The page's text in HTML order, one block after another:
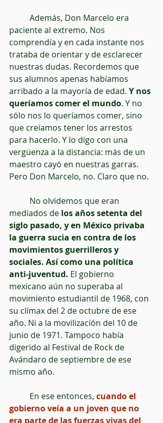
paciente al extremo. Nos
comprendía y en cada instante nos
trataba de orientar y de esclarecer
nuestras dudas. Recordemos que
sus alumnos apenas habíamos
arribado a la mayoría de edad. Y nos
queríamos comer el mundo. Y no
sólo nos lo queríamos comer, sino
que creíamos tener los arrestos
para hacerlo. Y lo digo con una
vergüenza a la distancia: más de un
maestro cayó en nuestras garras.
Pero Don Marcelo, no. Claro que no.
mediados de los años setenta del
siglo pasado, y en México privaba
la guerra sucia en contra de los
movimientos guerrilleros y
sociales. Así como una política
anti-juventud. El gobierno
mexicano aún no superaba al
movimiento estudiantil de 1968, con
su clímax del 2 de octubre de ese
año. Ni a la movilización del 10 de
junio de 1971. Tampoco había
digerido al Festival de Rock de
Avándaro de septiembre de ese
mismo año.
          En ese entonces,
cuando el
gobierno veía a un joven que no
era parte de las fuerzas vivas del